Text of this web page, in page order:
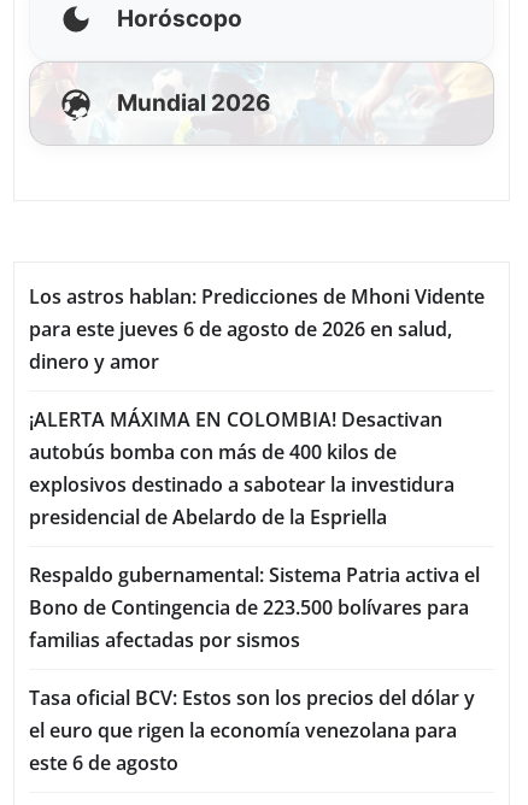
Horóscopo
Mundial 2026
Los astros hablan: Predicciones de Mhoni Vidente
para este jueves 6 de agosto de 2026 en salud,
dinero y amor
¡ALERTA MÁXIMA EN COLOMBIA! Desactivan
autobús bomba con más de 400 kilos de
explosivos destinado a sabotear la investidura
presidencial de Abelardo de la Espriella
Respaldo gubernamental: Sistema Patria activa el
Bono de Contingencia de 223.500 bolívares para
familias afectadas por sismos
Tasa oficial BCV: Estos son los precios del dólar y
el euro que rigen la economía venezolana para
este 6 de agosto